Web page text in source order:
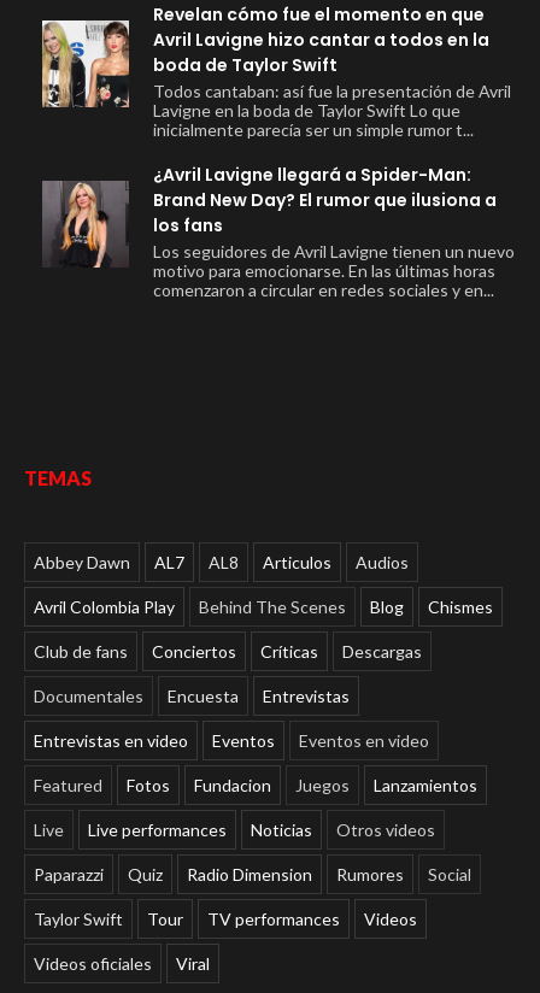
Revelan cómo fue el momento en que
Avril Lavigne hizo cantar a todos en la
boda de Taylor Swift
Todos cantaban: así fue la presentación de Avril
Lavigne en la boda de Taylor Swift Lo que
inicialmente parecía ser un simple rumor t...
¿Avril Lavigne llegará a Spider-Man:
Brand New Day? El rumor que ilusiona a
los fans
Los seguidores de Avril Lavigne tienen un nuevo
motivo para emocionarse. En las últimas horas
comenzaron a circular en redes sociales y en...
TEMAS
Abbey Dawn AL7 AL8 Articulos Audios
Avril Colombia Play Behind The Scenes Blog Chismes
Club de fans Conciertos Críticas Descargas
Documentales Encuesta Entrevistas
Entrevistas en video Eventos Eventos en video
Featured Fotos Fundacion Juegos Lanzamientos
Live Live performances Noticias Otros videos
Paparazzi Quiz Radio Dimension Rumores Social
Taylor Swift Tour TV performances Videos
Videos oficiales Viral